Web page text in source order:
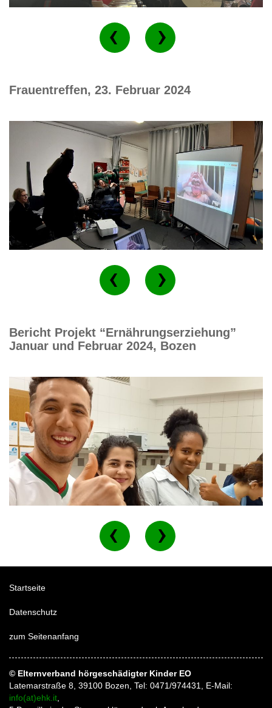
Frauentreffen, 23. Februar 2024
Bericht Projekt “Ernährungserziehung”
Januar und Februar 2024, Bozen
Startseite
Datenschutz
zum Seitenanfang
© Elternverband hörgeschädigter Kinder EO
Latemarstraße 8, 39100 Bozen, Tel: 0471/974431, E-Mail:
info(at)ehk.it